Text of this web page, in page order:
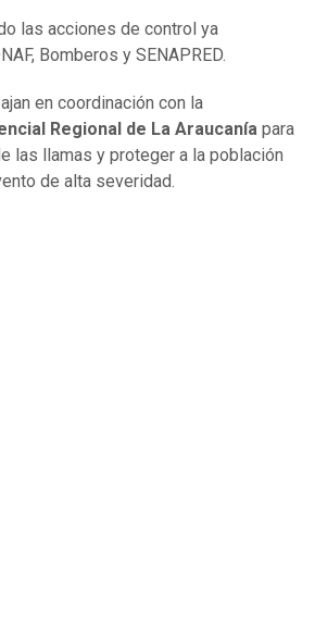
las acciones de control ya
Bomberos y SENAPRED.
en coordinación con la
Regional de La Araucanía para
las llamas y proteger a la población
de alta severidad.